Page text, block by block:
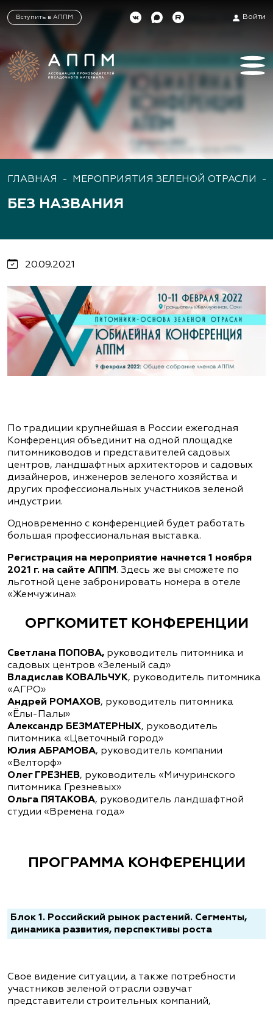
Вступить в АППМ Войти
ГЛАВНАЯ - МЕРОПРИЯТИЯ ЗЕЛЕНОЙ ОТРАСЛИ -
БЕЗ НАЗВАНИЯ
20.09.2021
По традиции крупнейшая в России ежегодная
Конференция объединит на одной площадке
питомниководов и представителей садовых
центров, ландшафтных архитекторов и садовых
дизайнеров, инженеров зеленого хозяйства и
других профессиональных участников зеленой
индустрии.
Одновременно с конференцией будет работать
большая профессиональная выставка.
Регистрация на мероприятие начнется 1 ноября
2021 г. на сайте АППМ. Здесь же вы сможете по
льготной цене забронировать номера в отеле
«Жемчужина».
ОРГКОМИТЕТ КОНФЕРЕНЦИИ
Светлана ПОПОВА, руководитель питомника и
садовых центров «Зеленый сад»
Владислав КОВАЛЬЧУК, руководитель питомника
«АГРО»
Андрей РОМАХОВ, руководитель питомника
«Ёлы-Палы»
Александр БЕЗМАТЕРНЫХ, руководитель
питомника «Цветочный город»
Юлия АБРАМОВА, руководитель компании
«Велторф»
Олег ГРЕЗНЕВ, руководитель «Мичуринского
питомника Грезневых»
Ольга ПЯТАКОВА, руководитель ландшафтной
студии «Времена года»
ПРОГРАММА КОНФЕРЕНЦИИ
Блок 1. Российский рынок растений. Сегменты,
динамика развития, перспективы роста
Свое видение ситуации, а также потребности
участников зеленой отрасли озвучат
представители строительных компаний,